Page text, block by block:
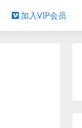
加入VIP会员